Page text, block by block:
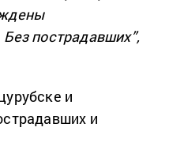
пострадавших”,
и
и